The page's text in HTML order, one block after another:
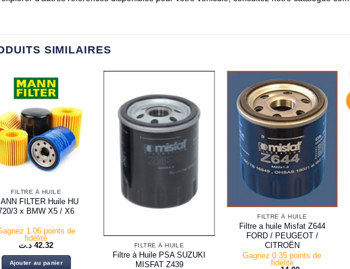
SIMILAIRES
FILTRE À HUILE
FILTER Huile HU
3 x BMW X5 / X6
1.06 points de
fidélité
42.32 د.ت
Ajouter au panier
FILTRE À HUILE
Filtre à Huile PSA SUZUKI
MISFAT Z439
FILTRE À HUILE
Filtre a huile Misfat Z644
FORD / PEUGEOT /
CITROËN
Gagnez 0.35 points de
fidélité